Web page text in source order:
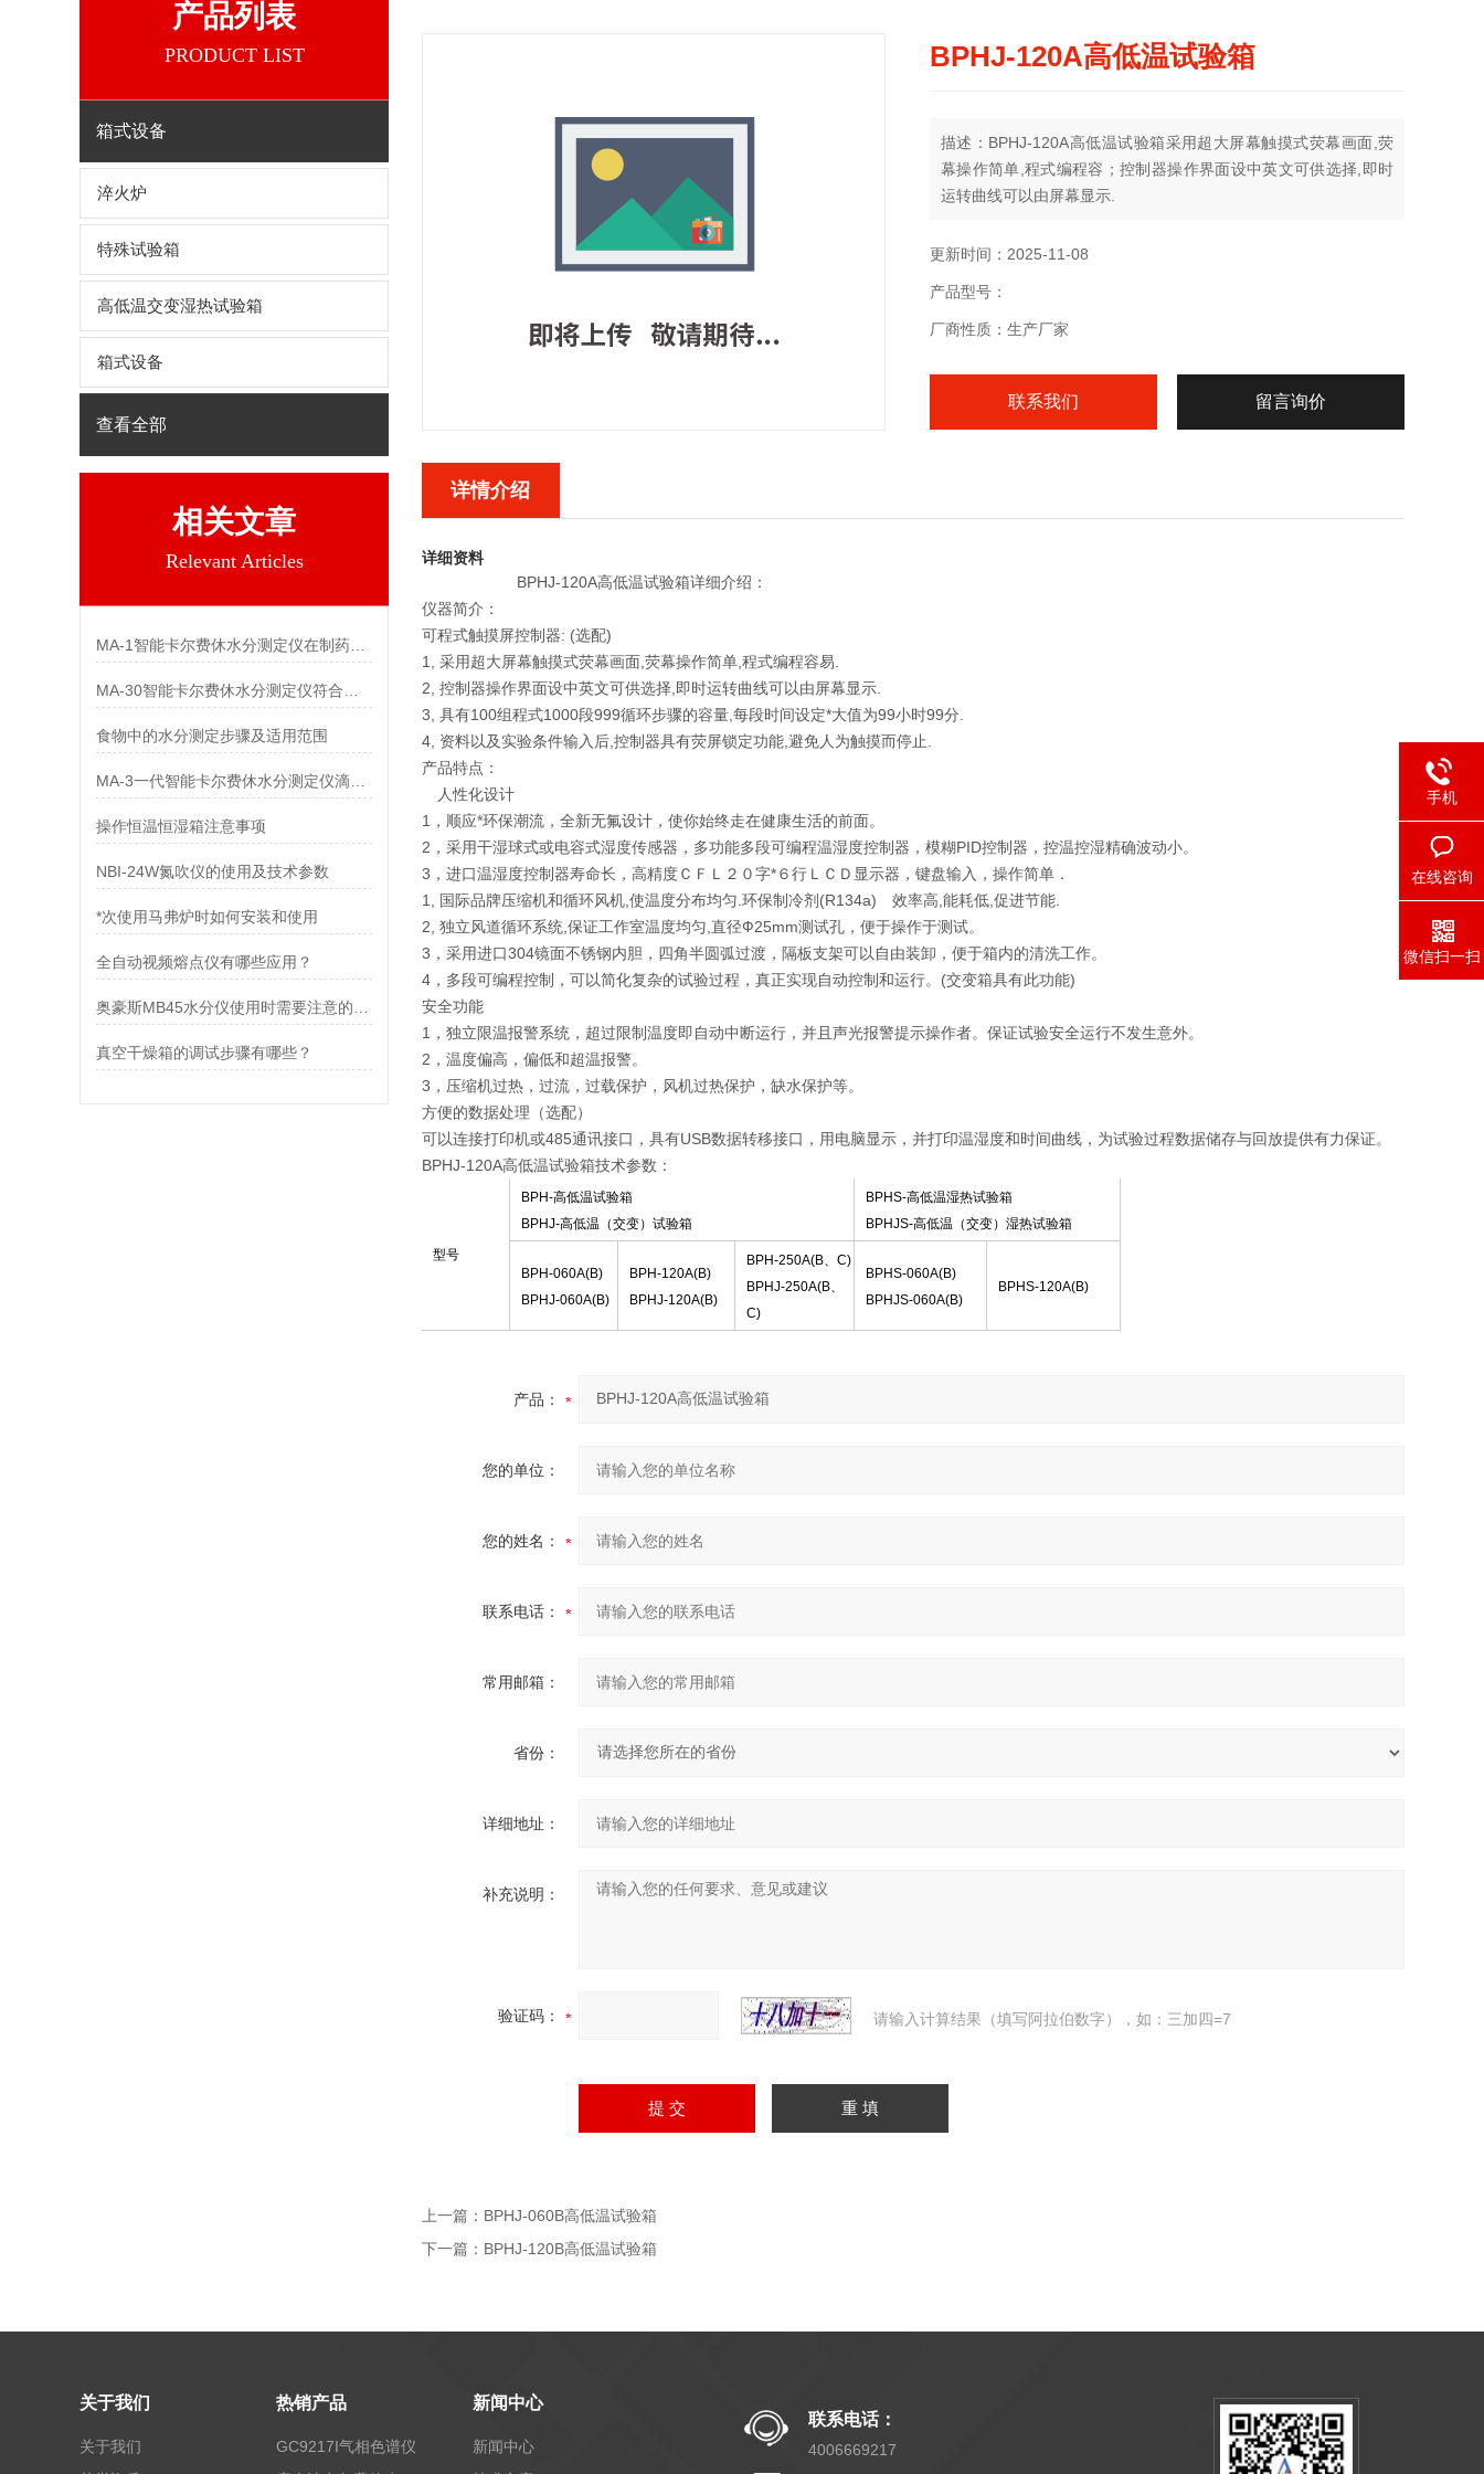
产品列表
PRODUCT LIST
箱式设备
淬火炉
特殊试验箱
高低温交变湿热试验箱
箱式设备
查看全部
相关文章
Relevant Articles
食物中的水分测定步骤及适用范围
MA-3一代智能卡尔费休水分测定仪滴定池对准确度的影响
操作恒温恒湿箱注意事项
NBI-24W氮吹仪的使用及技术参数
*次使用马弗炉时如何安装和使用
全自动视频熔点仪有哪些应用？
真空干燥箱的调试步骤有哪些？
BPHJ-120A高低温试验箱
描述：BPHJ-120A高低温试验箱采用超大屏幕触摸式荧幕画面,荧
幕操作简单,程式编程容；控制器操作界面设中英文可供选择,即时
运转曲线可以由屏幕显示.
更新时间：2025-11-08
产品型号：
厂商性质：生产厂家
联系我们 留言询价
详情介绍
详细资料
BPHJ-120A高低温试验箱详细介绍：
仪器简介：
可程式触摸屏控制器: (选配)
1, 采用超大屏幕触摸式荧幕画面,荧幕操作简单,程式编程容易.
2, 控制器操作界面设中英文可供选择,即时运转曲线可以由屏幕显示.
3, 具有100组程式1000段999循环步骤的容量,每段时间设定*大值为99小时99分.
4, 资料以及实验条件输入后,控制器具有荧屏锁定功能,避免人为触摸而停止.
产品特点：
人性化设计
1，顺应*环保潮流，全新无氟设计，使你始终走在健康生活的前面。
2，采用干湿球式或电容式湿度传感器，多功能多段可编程温湿度控制器，模糊PID控制器，控温控湿精确波动小。
3，进口温湿度控制器寿命长，高精度ＣＦＬ２０字*６行ＬＣＤ显示器，键盘输入，操作简单．
1, 国际品牌压缩机和循环风机,使温度分布均匀.环保制冷剂(R134a) 效率高,能耗低,促进节能.
2, 独立风道循环系统,保证工作室温度均匀,直径Ф25mm测试孔，便于操作于测试。
3，采用进口304镜面不锈钢内胆，四角半圆弧过渡，隔板支架可以自由装卸，便于箱内的清洗工作。
4，多段可编程控制，可以简化复杂的试验过程，真正实现自动控制和运行。(交变箱具有此功能)
安全功能
1，独立限温报警系统，超过限制温度即自动中断运行，并且声光报警提示操作者。保证试验安全运行不发生意外。
2，温度偏高，偏低和超温报警。
3，压缩机过热，过流，过载保护，风机过热保护，缺水保护等。
方便的数据处理（选配）
可以连接打印机或485通讯接口，具有USB数据转移接口，用电脑显示，并打印温湿度和时间曲线，为试验过程数据储存与回放提供有力保证。
BPHJ-120A高低温试验箱技术参数：
型号
BPH-高低温试验箱
BPHJ-高低温（交变）试验箱
BPHS-高低温湿热试验箱
BPHJS-高低温（交变）湿热试验箱
BPH-060A(B)
BPHJ-060A(B)
BPH-120A(B)
BPHJ-120A(B)
BPH-250A(B、 C)
BPHJ-250A(B、
C)
BPHS-060A(B)
BPHJS-060A(B)
BPHS-120A(B)
产品：
您的单位：
您的姓名：
联系电话：
常用邮箱：
省份：
详细地址：
补充说明：
验证码： 请输入计算结果（填写阿拉伯数字），如：三加四=7
上一篇： BPHJ-060B高低温试验箱
下一篇： BPHJ-120B高低温试验箱
关于我们
关于我们
热销产品
GC9217I气相色谱仪
新闻中心
新闻中心
联系电话：
4006669217
手机
在线咨询
微信扫一扫